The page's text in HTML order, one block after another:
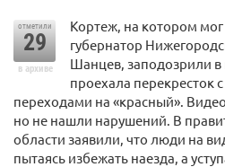
отметили
29
в архиве
Кортеж, на котором мог
губернатор
Шанцев, заподозрили
проехала перекресток
переходами на «красный».
но не нашли нарушений. В
области заявили, что люди на
пытаясь избежать наезда, а